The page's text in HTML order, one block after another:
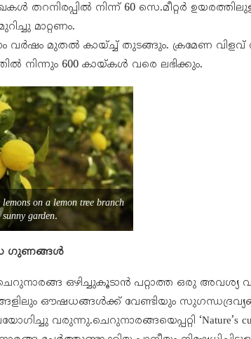
തറനിരപ്പിൽ നിന്ന് 60 സെ.മീറ്റർ
മാറ്റണം.
വർഷം മുതൽ കായ്ച്ച് തുടങ്ങും. ക്രമേണ വിളവ്
നിന്നും 600 കായ്കൾ വരെ ലഭിക്കും.
on a lemon tree branch
garden.
ഗുണങ്ങൾ
ഒഴിച്ചുകൂടാൻ പറ്റാത്ത ഒരു അവശ്യ
ഔഷധങ്ങൾക്ക് വേണ്ടിയും
വരുന്നു.ചെറുനാരങ്ങയെപ്പറ്റി ‘Nature’s